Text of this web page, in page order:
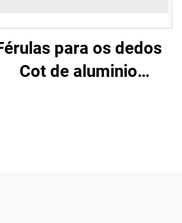
para os dedos
Cot de aluminio